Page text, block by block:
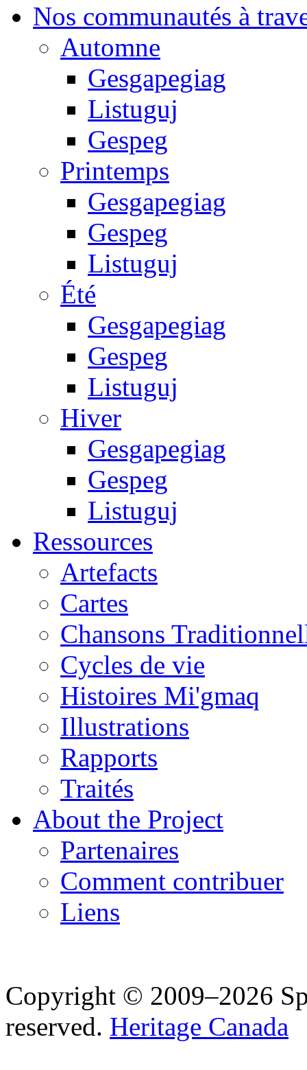
Nos communautés à
Automne
Gesgapegiag
Listuguj
Gespeg
Printemps
Gesgapegiag
Gespeg
Listuguj
Été
Gesgapegiag
Gespeg
Listuguj
Hiver
Gesgapegiag
Gespeg
Listuguj
Ressources
Artefacts
Cartes
Chansons
Cycles de vie
Histoires Mi'gmaq
Illustrations
Rapports
Traités
About the Project
Partenaires
Comment contribuer
Liens
Copyright © 2009–2026
reserved. Heritage Canada